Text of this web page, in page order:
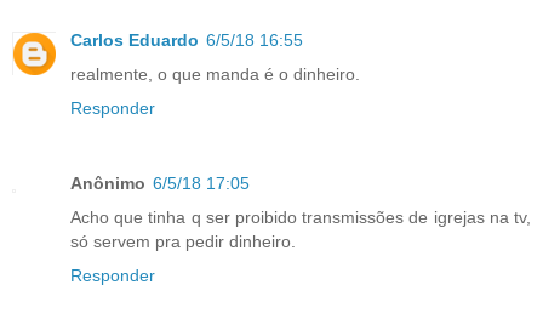
Carlos Eduardo 6/5/18 16:55
realmente, o que manda é o dinheiro.
Responder
Anônimo 6/5/18 17:05
Acho que tinha q ser proibido transmissões de igrejas na tv,
só servem pra pedir dinheiro.
Responder